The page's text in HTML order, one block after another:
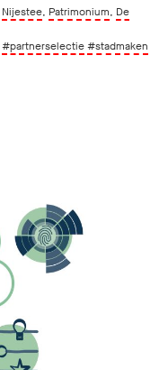
Nijestee, Patrimonium, De
#partnerselectie#stadmaken